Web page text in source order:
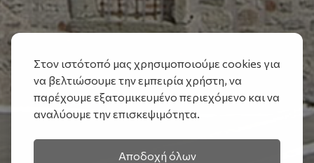
Στον ιστότοπό μας χρησιμοποιούμε cookies για
να βελτιώσουμε την εμπειρία χρήστη, να
παρέχουμε εξατομικευμένο περιεχόμενο και να
αναλύουμε την επισκεψιμότητα.
Αποδοχή όλων